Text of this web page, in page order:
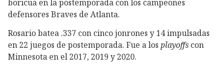
boricua en la postemporada con los campeones
defensores Braves de Atlanta.
Rosario batea .337 con cinco jonrones y 14 impulsadas
en 22 juegos de postemporada. Fue a los playoffs con
Minnesota en el 2017, 2019 y 2020.